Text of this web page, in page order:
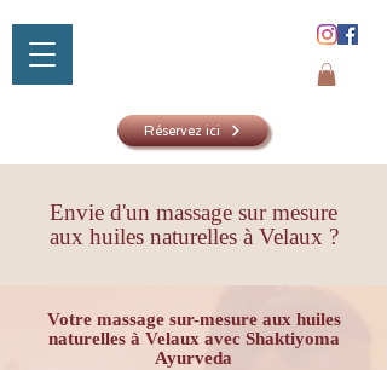
Réservez ici
Envie d'un massage sur mesure
aux huiles naturelles à Velaux ?
Votre massage sur-mesure aux huiles
naturelles à Velaux avec Shaktiyoma
Ayurveda